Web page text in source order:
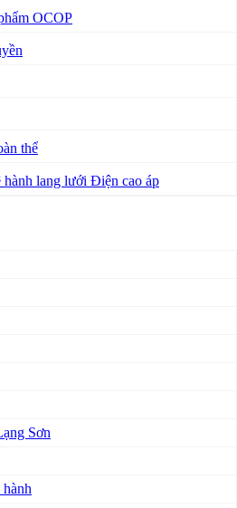
OCOP
thể
lang lưới Điện cao áp
Sơn